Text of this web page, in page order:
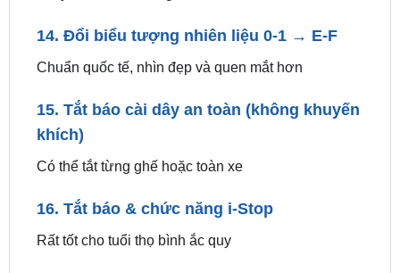
15. Tắt báo cài dây an toàn (không khuyến
Có thể tắt từng ghế hoặc toàn xe
16. Tắt báo & chức năng i-Stop
17. Giới hạn tốc độ tối đa